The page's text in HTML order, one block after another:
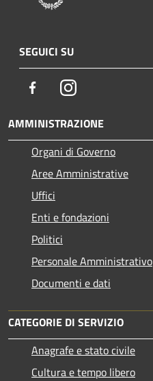
SEGUICI SU
FacebookInstagram
AMMINISTRAZIONE
Organi di Governo
Aree Amministrative
Uffici
Enti e fondazioni
Politici
Personale Amministrativo
Documenti e dati
CATEGORIE DI SERVIZIO
Anagrafe e stato civile
Cultura e tempo libero